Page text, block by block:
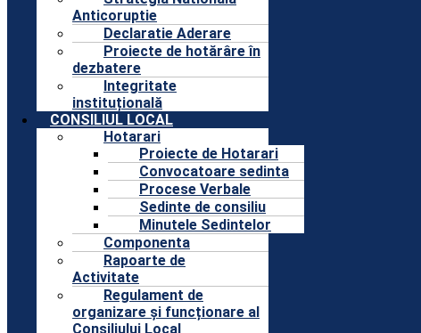
Anticoruptie
Declaratie Aderare
Proiecte de hotărâre în
dezbatere
Integritate
instituțională
CONSILIUL LOCAL
Hotarari
Proiecte de Hotarari
Convocatoare sedinta
Procese Verbale
Sedinte de consiliu
Minutele Sedintelor
Componenta
Rapoarte de
Activitate
Regulament de
organizare și funcționare al
Consiliului Local